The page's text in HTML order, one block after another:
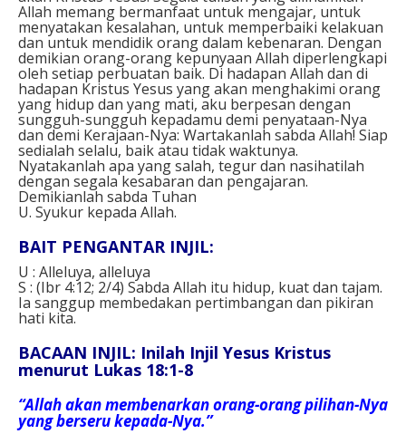
Allah memang bermanfaat untuk mengajar, untuk
menyatakan kesalahan, untuk memperbaiki kelakuan
dan untuk mendidik orang dalam kebenaran. Dengan
demikian orang-orang kepunyaan Allah diperlengkapi
oleh setiap perbuatan baik. Di hadapan Allah dan di
hadapan Kristus Yesus yang akan menghakimi orang
yang hidup dan yang mati, aku berpesan dengan
sungguh-sungguh kepadamu demi penyataan-Nya
dan demi Kerajaan-Nya: Wartakanlah sabda Allah! Siap
sedialah selalu, baik atau tidak waktunya.
Nyatakanlah apa yang salah, tegur dan nasihatilah
dengan segala kesabaran dan pengajaran.
Demikianlah sabda Tuhan
U. Syukur kepada Allah.
BAIT PENGANTAR INJIL:
U : Alleluya, alleluya
S : (Ibr 4:12; 2/4) Sabda Allah itu hidup, kuat dan tajam.
Ia sanggup membedakan pertimbangan dan pikiran
hati kita.
BACAAN INJIL: Inilah Injil Yesus Kristus
menurut Lukas 18:1-8
“Allah akan membenarkan orang-orang pilihan-Nya
yang berseru kepada-Nya.”